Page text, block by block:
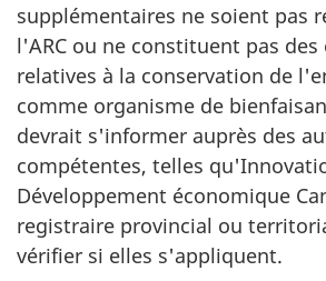
supplémentaires ne soient pas
l'ARC ou ne constituent pas des
relatives à la conservation de
comme organisme de
devrait s'informer auprès des
compétentes, telles
Développement économique
registraire provincial ou
vérifier si elles s'appliquent.